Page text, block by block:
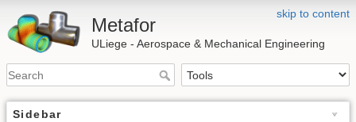
skip to content
Metafor
ULiege - Aerospace & Mechanical Engineering
Sidebar